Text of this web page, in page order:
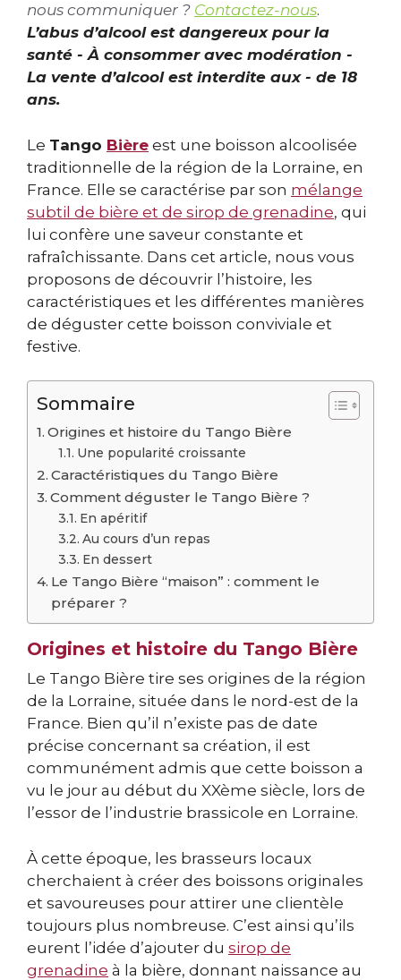
nous communiquer ? Contactez-nous.
L’abus d’alcool est dangereux pour la
santé - À consommer avec modération -
La vente d’alcool est interdite aux - de 18
ans.
Le Tango Bière est une boisson alcoolisée
traditionnelle de la région de la Lorraine, en
France. Elle se caractérise par son mélange
subtil de bière et de sirop de grenadine, qui
lui confère une saveur constante et
rafraîchissante. Dans cet article, nous vous
proposons de découvrir l’histoire, les
caractéristiques et les différentes manières
de déguster cette boisson conviviale et
festive.
Sommaire
Origines et histoire du Tango Bière
Une popularité croissante
Caractéristiques du Tango Bière
Comment déguster le Tango Bière ?
En apéritif
Au cours d’un repas
En dessert
Le Tango Bière “maison” : comment le
préparer ?
Origines et histoire du Tango Bière
Le Tango Bière tire ses origines de la région
de la Lorraine, située dans le nord-est de la
France. Bien qu’il n’existe pas de date
précise concernant sa création, il est
communément admis que cette boisson a
vu le jour au début du XXème siècle, lors de
l’essor de l’industrie brassicole en Lorraine.
À cette époque, les brasseurs locaux
cherchaient à créer des boissons originales
et savoureuses pour attirer une clientèle
toujours plus nombreuse. C’est ainsi qu’ils
eurent l’idée d’ajouter du sirop de
grenadine à la bière, donnant naissance au